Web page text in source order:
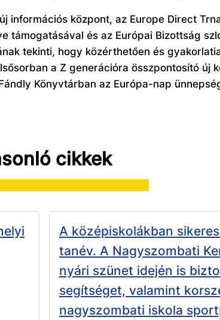
információs központ, az Europe Direct
támogatásával és az Európai Bizottság
tekinti, hogy közérthetően és
a Z generációra összpontosító új
Könyvtárban az Európa-nap
cikkek
A középiskolákban
tanév. A Nagyszombati
nyári szünet idején is
segítséget, valamint
nagyszombati iskola